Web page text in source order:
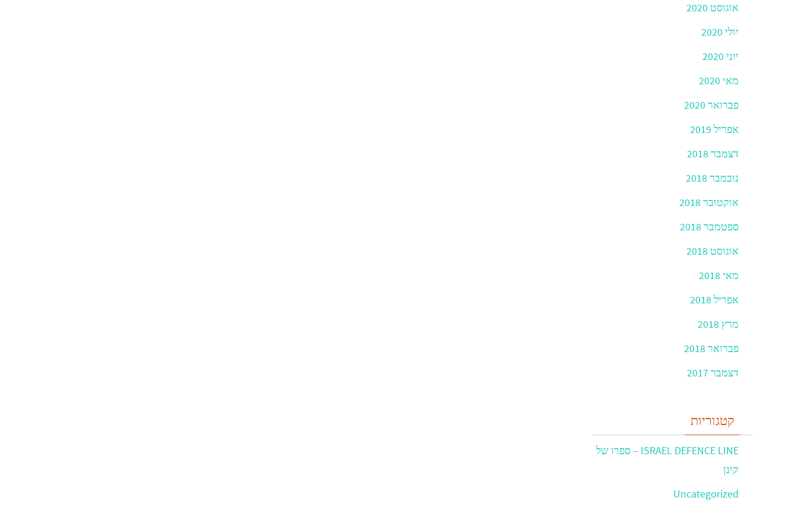
אוגוסט 2020
יולי 2020
יוני 2020
מאי 2020
פברואר 2020
אפריל 2019
דצמבר 2018
נובמבר 2018
אוקטובר 2018
ספטמבר 2018
אוגוסט 2018
מאי 2018
אפריל 2018
מרץ 2018
פברואר 2018
דצמבר 2017
קטגוריות
ISRAEL DEFENCE LINE – ספרו של
קינן
Uncategorized